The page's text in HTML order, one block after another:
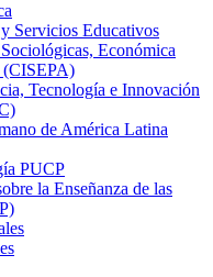
Servicios Educativos
Económica
(CISEPA)
Tecnología e Innovación
de América Latina
PUCP
la Enseñanza de las